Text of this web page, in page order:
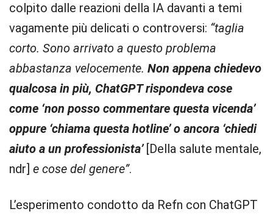
colpito dalle reazioni della IA davanti a temi
vagamente più delicati o controversi: “taglia
corto. Sono arrivato a questo problema
abbastanza velocemente. Non appena chiedevo
qualcosa in più, ChatGPT rispondeva cose
come ‘non posso commentare questa vicenda’
oppure ‘chiama questa hotline’ o ancora ‘chiedi
aiuto a un professionista’ [Della salute mentale,
ndr] e cose del genere”.
L’esperimento condotto da Refn con ChatGPT